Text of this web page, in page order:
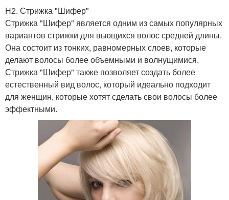
H2. Стрижка "Шифер"
Стрижка "Шифер" является одним из самых популярных
вариантов стрижки для вьющихся волос средней длины.
Она состоит из тонких, равномерных слоев, которые
делают волосы более объемными и волнущимися.
Стрижка "Шифер" также позволяет создать более
естественный вид волос, который идеально подходит
для женщин, которые хотят сделать свои волосы более
эффектными.